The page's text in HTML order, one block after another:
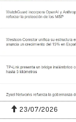
23/07/2026